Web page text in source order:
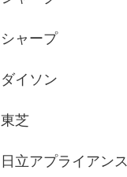
シャープ
ダイソン
東芝
日立アプライアンス